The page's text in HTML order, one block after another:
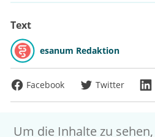
Text
esanum Redaktion
Facebook Twitter
Um die Inhalte zu